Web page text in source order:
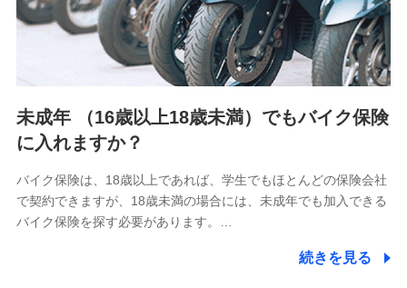
アンケートやキャンペーン等の実施のため
上記に係る連絡・手続き・管理等付帯業務を行うため
5.通話録音にて取得する情報
電話対応の品質向上およびお問合せ内容の正確な把握のため
6.採用応募者の個人情報
採用選考および入社手続を実施するため
7.社員（従業者）の個人情報
退職関連処理等の各種手続きのため、当社と従業員または従
未成年 （16歳以上18歳未満）でもバイク保険
に入れますか？
バイク保険は、18歳以上であれば、学生でもほとんどの保険会社
で契約できますが、18歳未満の場合には、未成年でも加入できる
バイク保険を探す必要があります。…
続きを見る